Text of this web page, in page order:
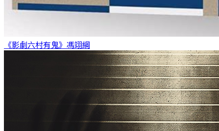
《影劇六村有鬼》 馮翊綱